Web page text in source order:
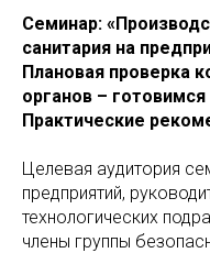
Семинар:
санитария на
Плановая проверка
органов –
Практические
Целевая аудитория
предприятий,
технологических
члены группы